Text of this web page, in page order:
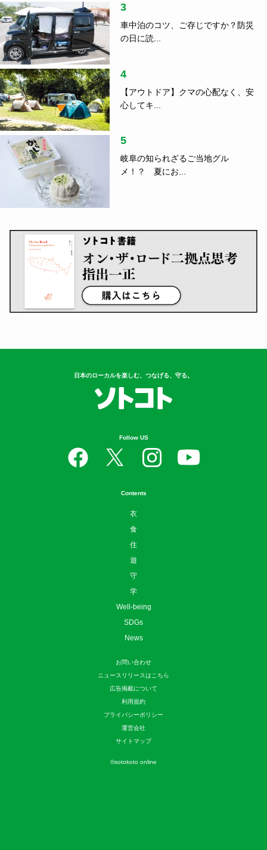
3
車中泊のコツ、ご存じですか？防災
の日に読...
4
【アウトドア】クマの心配なく、安
心してキ...
5
岐阜の知られざるご当地グル
メ！？ 夏にお...
日本のローカルを楽しむ、つなげる、守る。
Follow US
Contents
衣
食
住
遊
守
学
Well-being
SDGs
News
お問い合わせ
ニュースリリースはこちら
広告掲載について
利用規約
プライバシーポリシー
運営会社
サイトマップ
©sotokoto online